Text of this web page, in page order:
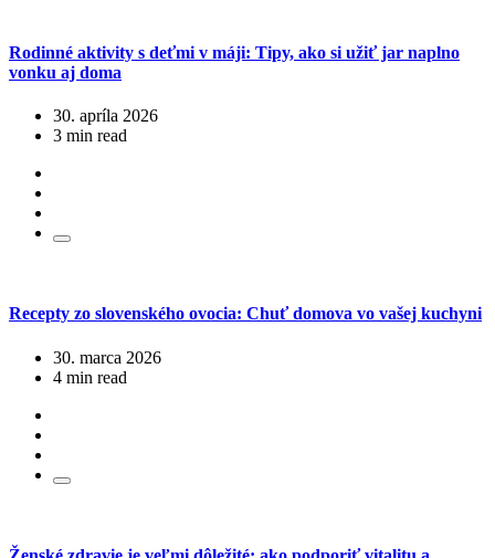
Rodinné aktivity s deťmi v máji: Tipy, ako si užiť jar naplno
vonku aj doma
30. apríla 2026
3 min read
Recepty zo slovenského ovocia: Chuť domova vo vašej kuchyni
30. marca 2026
4 min read